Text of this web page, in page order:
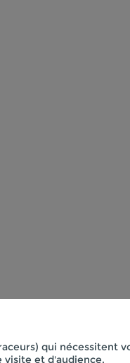
qui nécessitent
visite et d'audience.